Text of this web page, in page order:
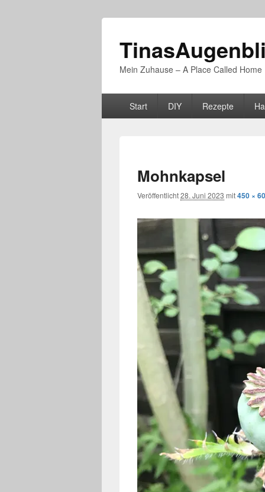
Mein Zuhause – A Place Called Home
PrimäresStart DIY Rezepte
Mohnkapsel
Veröffentlicht28. Juni 2023 mit450 ×